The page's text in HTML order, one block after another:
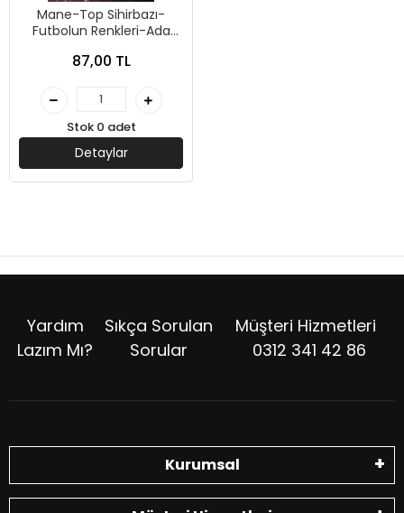
Mane-Top Sihirbazı-
Futbolun Renkleri-Ada
87,00 TL
Stok 0 adet
Detaylar
Yardım
Lazım Mı?
Sıkça Sorulan
Sorular
Müşteri Hizmetleri
0312 341 42 86
Kurumsal